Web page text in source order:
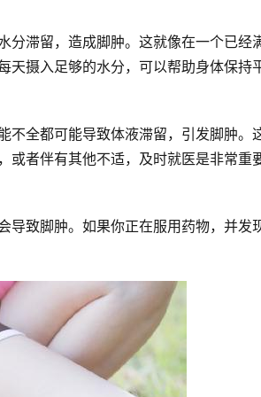
分滞留，造成脚肿。这就像在一个已经
天摄入足够的水分，可以帮助身体保持
不全都可能导致体液滞留，引发脚肿。
或者伴有其他不适，及时就医是非常重
导致脚肿。如果你正在服用药物，并发